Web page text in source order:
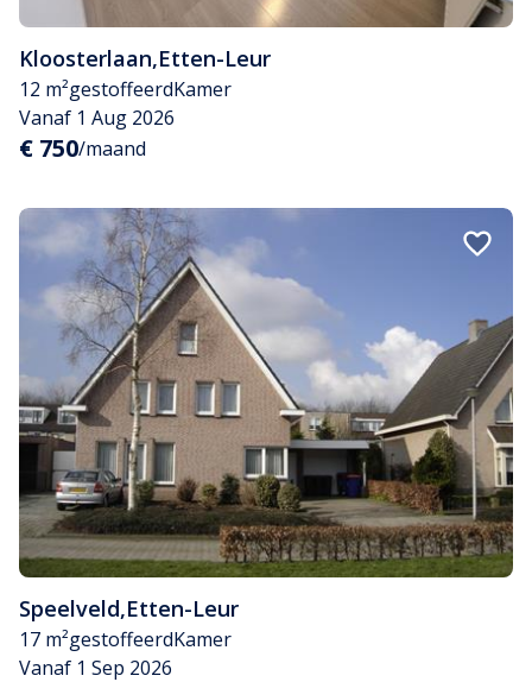
Kloosterlaan,Etten-Leur
12 m²gestoffeerdKamer
Vanaf 1 Aug 2026
€ 750/maand
Speelveld,Etten-Leur
17 m²gestoffeerdKamer
Vanaf 1 Sep 2026